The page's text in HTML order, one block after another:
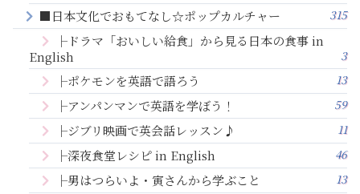
■日本文化でおもてなし☆ポップカルチャー 315
├ドラマ「おいしい給食」から見る日本の食事 in
English
3
├ポケモンを英語で語ろう 13
├アンパンマンで英語を学ぼう！ 59
├ジブリ映画で英会話レッスン♪ 11
├深夜食堂レシピ in English 46
├男はつらいよ・寅さんから学ぶこと 13